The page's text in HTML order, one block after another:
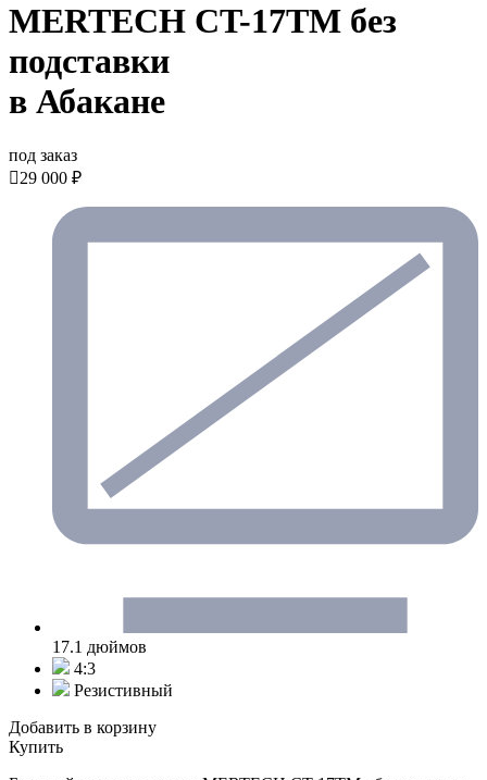
MERTECH CT-17ТM без
подставки
в Абакане
под заказ
29 000 ₽
17.1 дюймов
4:3
Резистивный
Добавить в корзину
Купить